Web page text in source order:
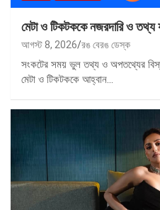
মেটা ও টিকটককে নজরদারি ও তথ্য
আগস্ট 8, 2026 রঙ বেরঙ ডেস্ক
সংকটের সময় ভুল তথ্য ও অপতথ্যের
মেটা ও টিকটককে আহ্বান…